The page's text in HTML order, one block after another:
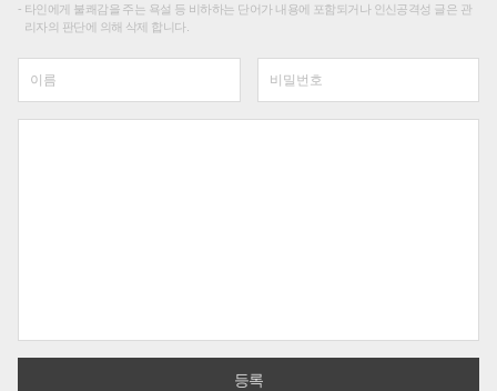
타인에게 불쾌감을 주는 욕설 등 비하하는 단어가 내용에 포함되거나 인신공격성 글은 관
리자의 판단에 의해 삭제 합니다.